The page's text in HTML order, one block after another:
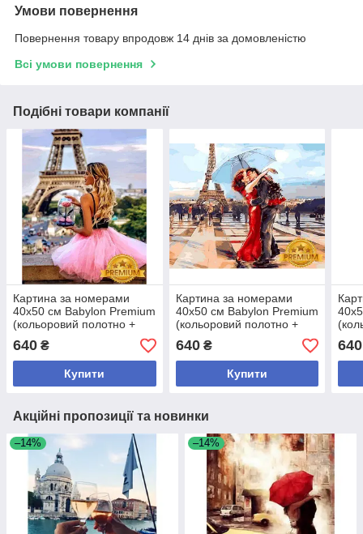
Умови повернення
Повернення товару впродовж 14 днів за домовленістю
Всі умови повернення
Подібні товари компанії
Картина за номерами
40х50 см Babylon Premium
(кольоровий полотно +
1235)
640 ₴
Купити
Картина за номерами
40х50 см Babylon Premium
(кольоровий полотно +
закоханих (NB 1431)
640₴
Купити
640
Акційні пропозиції та новинки
–14% –14%